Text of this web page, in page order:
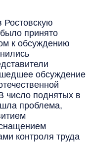
принято
к обсуждению
обсуждение
число поднятых в
проблема,
контроля труда